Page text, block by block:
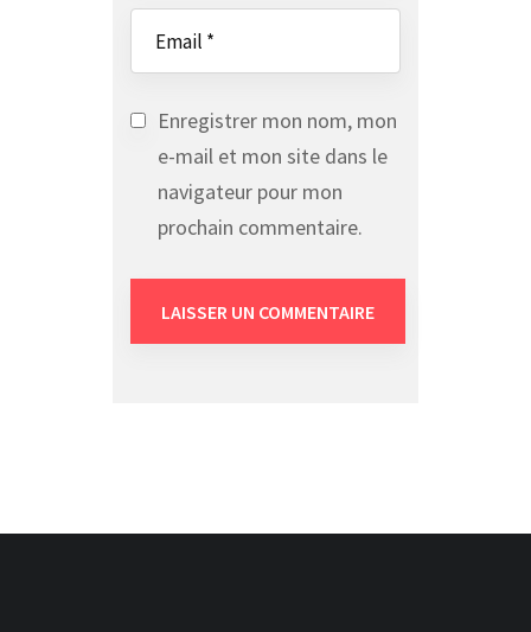
Enregistrer mon nom, mon
e-mail et mon site dans le
navigateur pour mon
prochain commentaire.